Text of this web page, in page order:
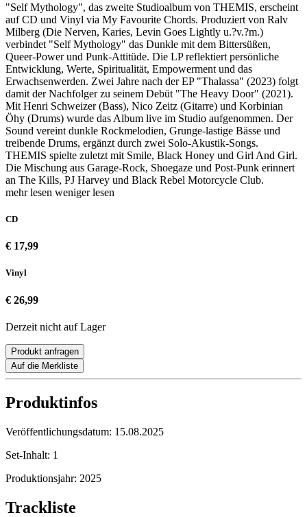
"Self Mythology", das zweite Studioalbum von THEMIS, erscheint
auf CD und Vinyl via My Favourite Chords. Produziert von Ralv
Milberg (Die Nerven, Karies, Levin Goes Lightly u.?v.?m.)
verbindet "Self Mythology" das Dunkle mit dem Bittersüßen,
Queer-Power und Punk-Attitüde. Die LP reflektiert persönliche
Entwicklung, Werte, Spiritualität, Empowerment und das
Erwachsenwerden. Zwei Jahre nach der EP "Thalassa" (2023) folgt
damit der Nachfolger zu seinem Debüt "The Heavy Door" (2021).
Mit Henri Schweizer (Bass), Nico Zeitz (Gitarre) und Korbinian
Öhy (Drums) wurde das Album live im Studio aufgenommen. Der
Sound vereint dunkle Rockmelodien, Grunge-lastige Bässe und
treibende Drums, ergänzt durch zwei Solo-Akustik-Songs.
THEMIS spielte zuletzt mit Smile, Black Honey und Girl And Girl.
Die Mischung aus Garage-Rock, Shoegaze und Post-Punk erinnert
an The Kills, PJ Harvey und Black Rebel Motorcycle Club.
mehr lesen weniger lesen
CD
€ 17,99
Vinyl
€ 26,99
Derzeit nicht auf Lager
Produkt anfragen
Auf die Merkliste
Produktinfos
Veröffentlichungsdatum: 15.08.2025
Set-Inhalt: 1
Produktionsjahr: 2025
Trackliste